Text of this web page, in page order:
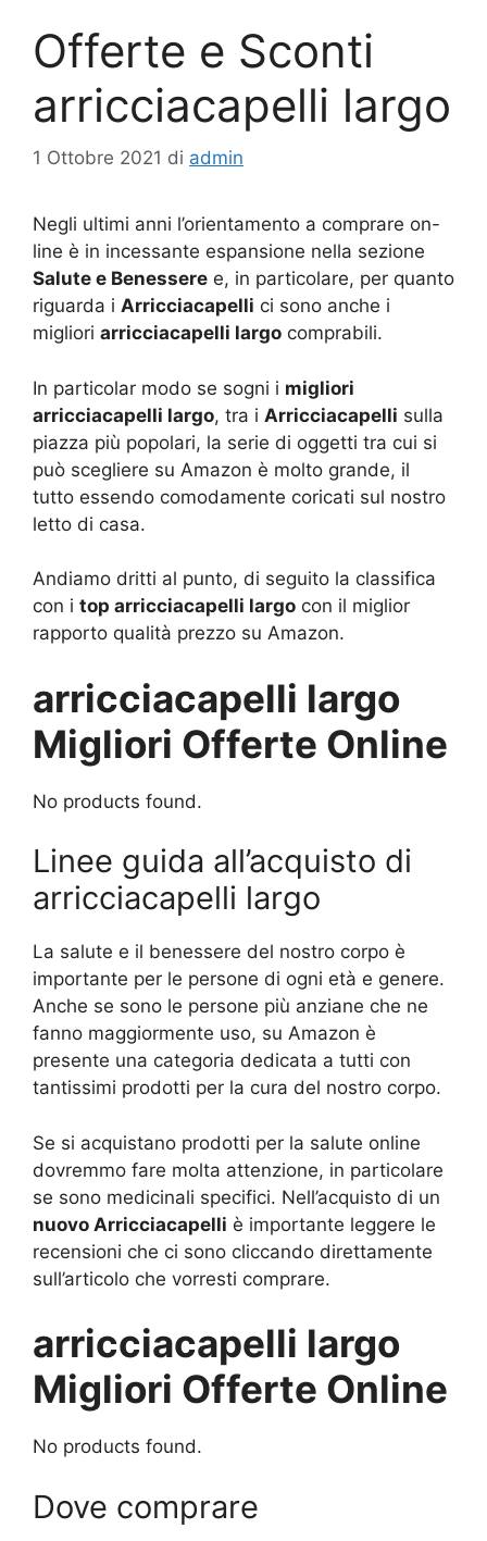
Offerte e Sconti
arricciacapelli largo
1 Ottobre 2021 di admin
Negli ultimi anni l’orientamento a comprare on-
line è in incessante espansione nella sezione
Salute e Benessere e, in particolare, per quanto
riguarda i Arricciacapelli ci sono anche i
migliori arricciacapelli largo comprabili.
In particolar modo se sogni i migliori
arricciacapelli largo, tra i Arricciacapelli sulla
piazza più popolari, la serie di oggetti tra cui si
può scegliere su Amazon è molto grande, il
tutto essendo comodamente coricati sul nostro
letto di casa.
Andiamo dritti al punto, di seguito la classifica
con i top arricciacapelli largo con il miglior
rapporto qualità prezzo su Amazon.
arricciacapelli largo
Migliori Offerte Online
No products found.
Linee guida all’acquisto di
arricciacapelli largo
La salute e il benessere del nostro corpo è
importante per le persone di ogni età e genere.
Anche se sono le persone più anziane che ne
fanno maggiormente uso, su Amazon è
presente una categoria dedicata a tutti con
tantissimi prodotti per la cura del nostro corpo.
Se si acquistano prodotti per la salute online
dovremmo fare molta attenzione, in particolare
se sono medicinali specifici. Nell’acquisto di un
nuovo Arricciacapelli è importante leggere le
recensioni che ci sono cliccando direttamente
sull’articolo che vorresti comprare.
arricciacapelli largo
Migliori Offerte Online
No products found.
Dove comprare